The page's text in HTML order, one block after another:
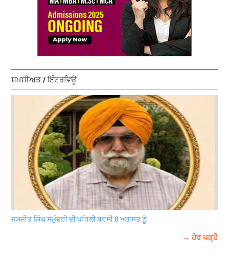
ਸ਼ਖ਼ਸੀਅਤ / ਇੰਟਰਵਿਊ
ਜਸਜੀਤ ਸਿੰਘ ਸਮੁੰਦਰੀ ਦੀ ਪਹਿਲੀ ਬਰਸੀ 8 ਅਗਸਤ ਨੂੰ
→ ਹੋਰ ਪੜ੍ਹੋ